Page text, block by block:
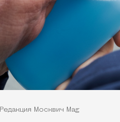
Редакция Москвич Mag